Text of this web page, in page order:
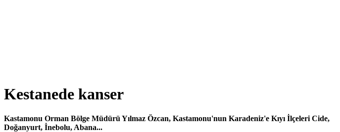
Kestanede kanser
Kastamonu Orman Bölge Müdürü Yılmaz Özcan, Kastamonu'nun Karadeniz'e Kıyı İlçeleri Cide,
Doğanyurt, İnebolu, Abana...